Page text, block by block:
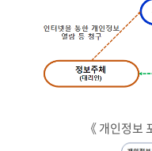
《 개인정보